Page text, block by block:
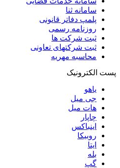
سامانه ثنا
پلمپ دفاتر قانونی
روزنامه رسمی
ثبت شرکت ها
ثبت شرکتهای تعاونی
محاسبه مهريه
پست الکترونیک
یاهو
جی میل
هات میل
چاپار
اینباکس
روبیکا
ایتا
بله
گپ